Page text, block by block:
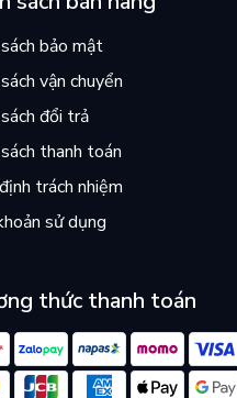
bảo mật
vận chuyển
đổi trả
thanh toán
trách nhiệm
sử dụng
thức thanh toán